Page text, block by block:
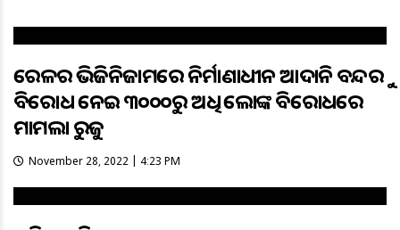
କେରଳର ଭିଜିନିଜାମରେ ନିର୍ମାଣାଧୀନ ଆଦାନି ବନ୍ଦରକୁ
ବିରୋଧ ନେଇ ୩୦୦୦ରୁ ଅଧିକ ଲୋକଙ୍କ ବିରୋଧରେ
ମାମଲା ରୁଜୁ
November 28, 2022 | 4:23 PM